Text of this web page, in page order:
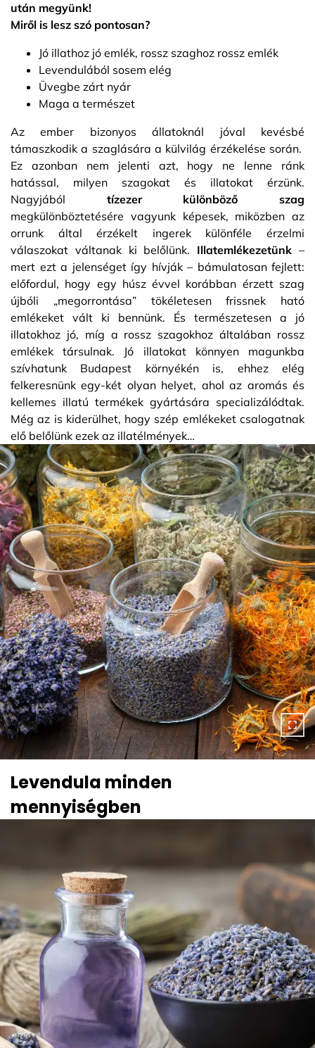
után megyünk!
Miről is lesz szó pontosan?
Jó illathoz jó emlék, rossz szaghoz rossz emlék
Levendulából sosem elég
Üvegbe zárt nyár
Maga a természet
Az ember bizonyos állatoknál jóval kevésbé
támaszkodik a szaglására a külvilág érzékelése során.
Ez azonban nem jelenti azt, hogy ne lenne ránk
hatással, milyen szagokat és illatokat érzünk.
Nagyjából tízezer különböző szag
megkülönböztetésére vagyunk képesek, miközben az
orrunk által érzékelt ingerek különféle érzelmi
válaszokat váltanak ki belőlünk. Illatemlékezetünk –
mert ezt a jelenséget így hívják – bámulatosan fejlett:
előfordul, hogy egy húsz évvel korábban érzett szag
újbóli „megorrontása” tökéletesen frissnek ható
emlékeket vált ki bennünk. És természetesen a jó
illatokhoz jó, míg a rossz szagokhoz általában rossz
emlékek társulnak. Jó illatokat könnyen magunkba
szívhatunk Budapest környékén is, ehhez elég
felkeresnünk egy-két olyan helyet, ahol az aromás és
kellemes illatú termékek gyártására specializálódtak.
Még az is kiderülhet, hogy szép emlékeket csalogatnak
elő belőlünk ezek az illatélmények…
Levendula minden
mennyiségben